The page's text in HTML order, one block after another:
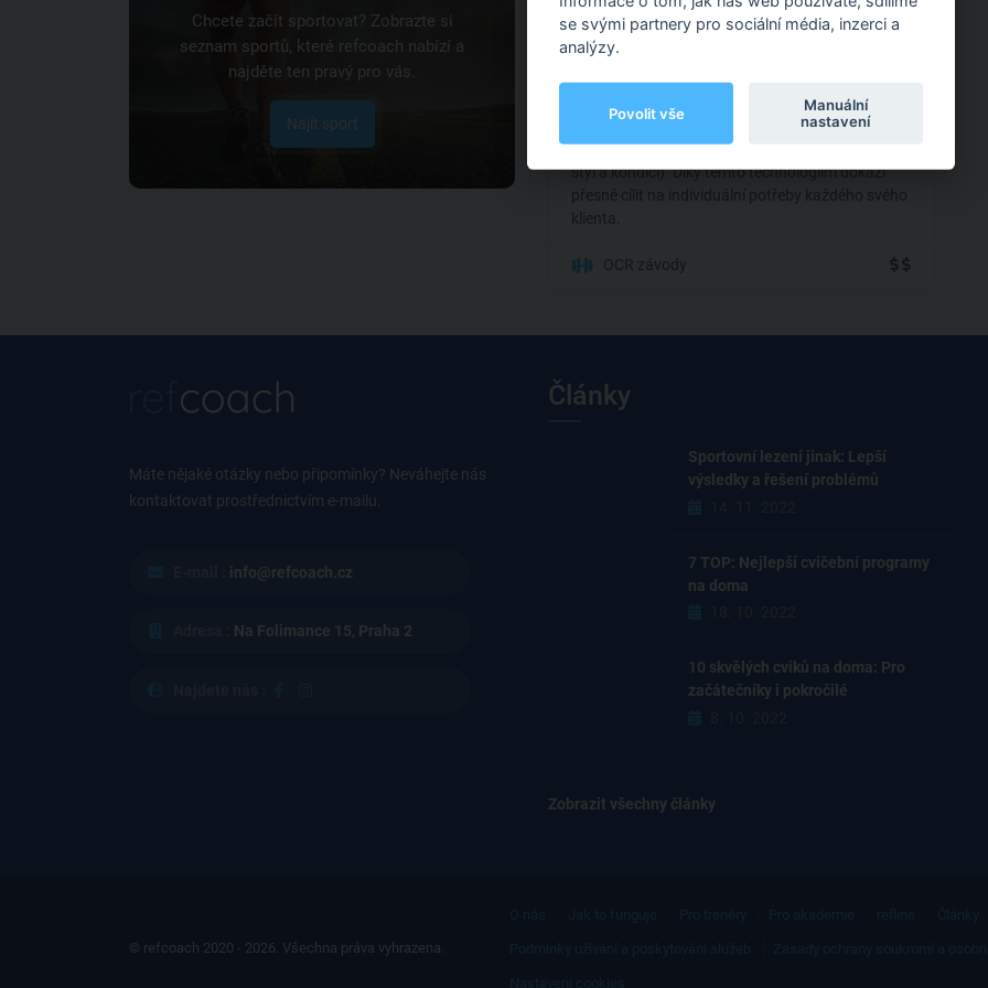
Chcete začít sportovat? Zobrazte si
seznam sportů, které refcoach nabízí a
najděte ten pravý pro vás.
Najít sport
Havlíčkova 260, Kolín IV
Zaměřuji se na technologie MySASY (diagnostický
systém pro maximalizaci sportovního výkonu) a
LifeTest (genetická analýza zaměřená na životní
styl a kondici). Díky těmto technologiím dokáži
přesně cílit na individuální potřeby každého svého
klienta.
OCR závody
Máte nějaké otázky nebo připomínky? Neváhejte nás
kontaktovat prostřednictvím e-mailu.
info@refcoach.cz
Na Folimance 15, Praha 2
Články
Sportovní lezení jinak: Lepší
výsledky a řešení problémů
7 TOP: Nejlepší cvičební programy
na doma
10 skvělých cviků na doma: Pro
začátečníky i pokročilé
Zobrazit všechny články
© refcoach 2020 - 2026. Všechna práva vyhrazena.
se svými partnery pro sociální média, inzerci a
analýzy.
Povolit vše
Manuální
nastavení